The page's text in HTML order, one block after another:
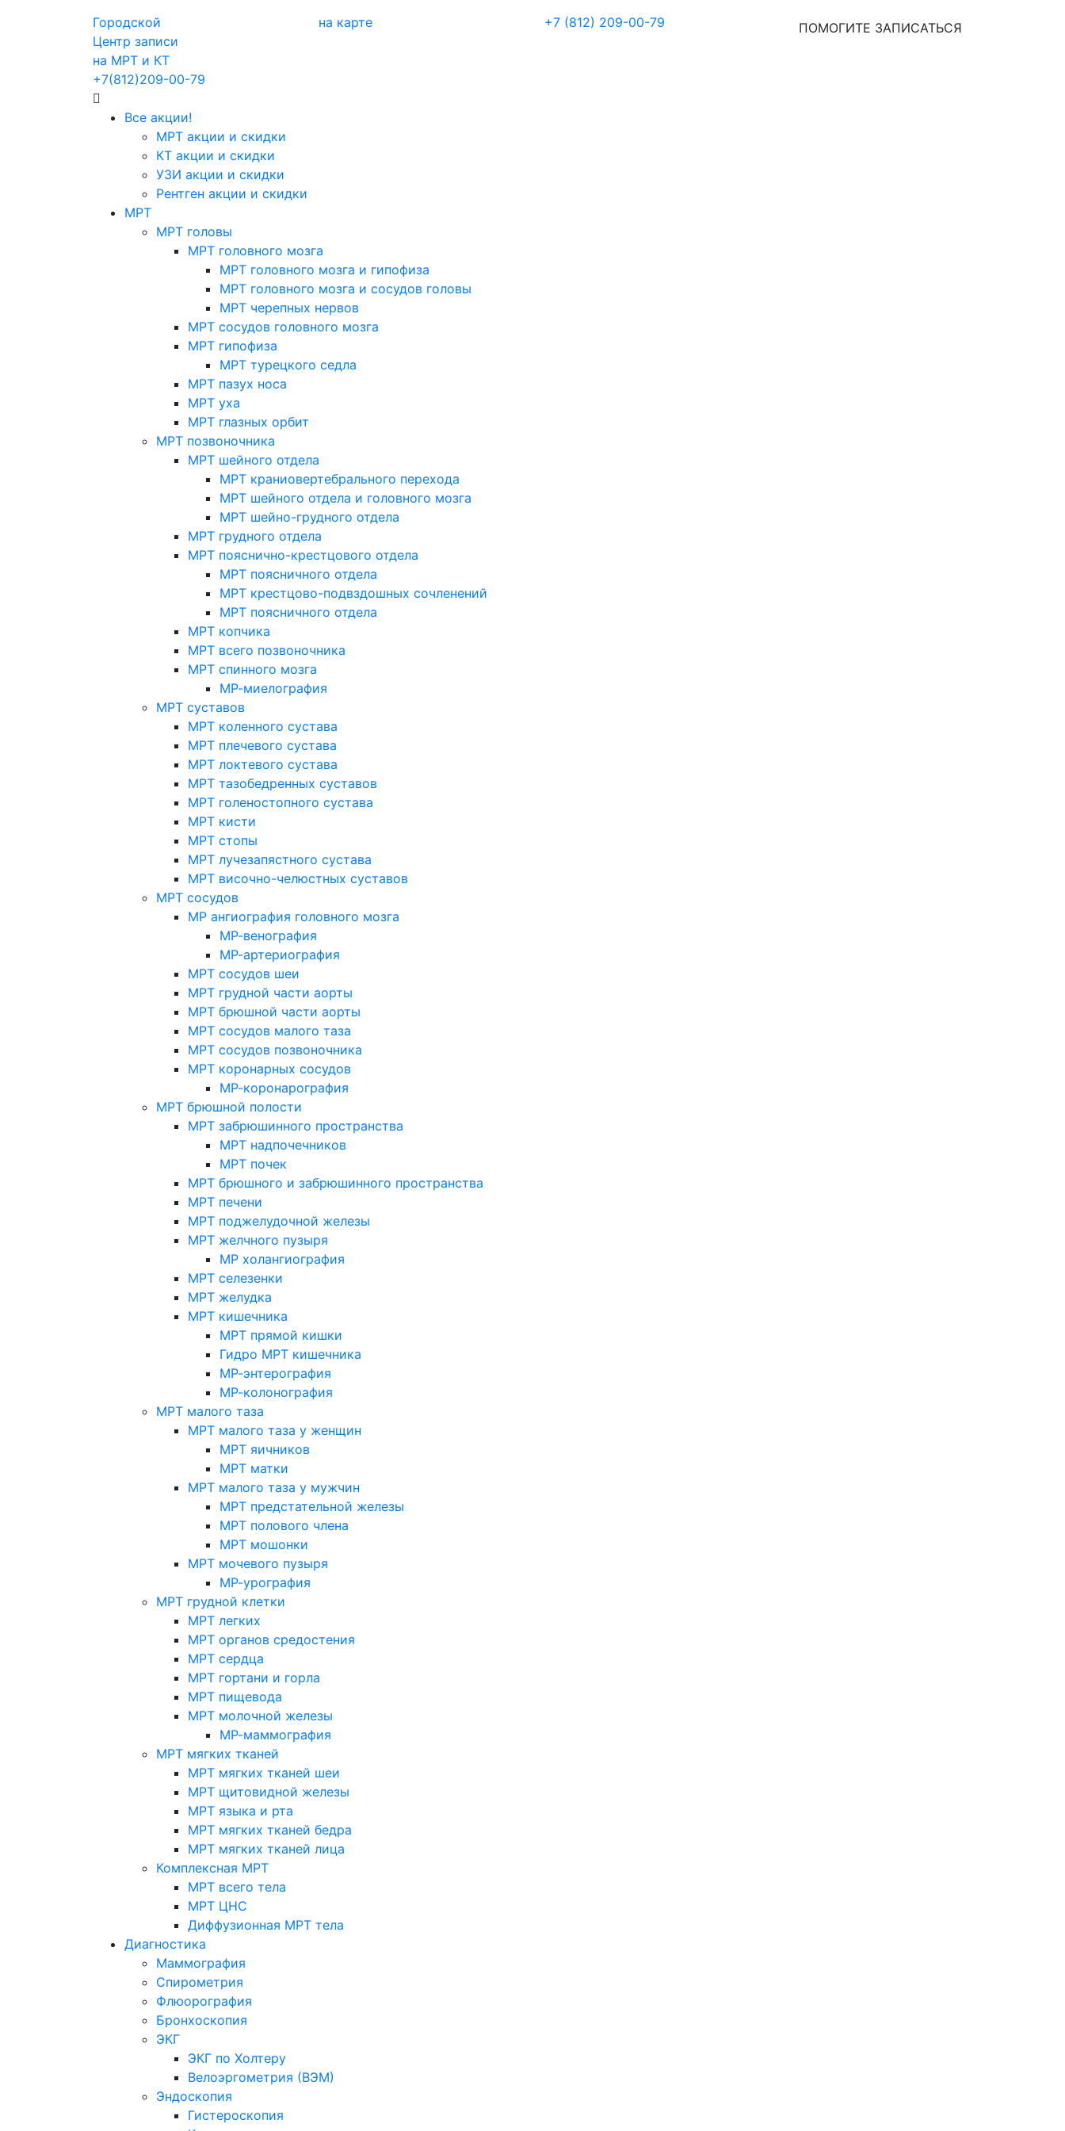
Городской
Центр записи
на МРТ и КТ
+7(812)209-00-79
на карте +7 (812) 209-00-79 ПОМОГИТЕ ЗАПИСАТЬСЯ
Все акции!
МРТ акции и скидки
КТ акции и скидки
УЗИ акции и скидки
Рентген акции и скидки
МРТ
МРТ головы
МРТ головного мозга
МРТ головного мозга и гипофиза
МРТ головного мозга и сосудов головы
МРТ черепных нервов
МРТ сосудов головного мозга
МРТ гипофиза
МРТ турецкого седла
МРТ пазух носа
МРТ уха
МРТ глазных орбит
МРТ позвоночника
МРТ шейного отдела
МРТ краниовертебрального перехода
МРТ шейного отдела и головного мозга
МРТ шейно-грудного отдела
МРТ грудного отдела
МРТ пояснично-крестцового отдела
МРТ поясничного отдела
МРТ крестцово-подвздошных сочленений
МРТ поясничного отдела
МРТ копчика
МРТ всего позвоночника
МРТ спинного мозга
МР-миелография
МРТ суставов
МРТ коленного сустава
МРТ плечевого сустава
МРТ локтевого сустава
МРТ тазобедренных суставов
МРТ голеностопного сустава
МРТ кисти
МРТ стопы
МРТ лучезапястного сустава
МРТ височно-челюстных суставов
МРТ сосудов
МР ангиография головного мозга
МР-венография
МР-артериография
МРТ сосудов шеи
МРТ грудной части аорты
МРТ брюшной части аорты
МРТ сосудов малого таза
МРТ сосудов позвоночника
МРТ коронарных сосудов
МР-коронарография
МРТ брюшной полости
МРТ забрюшинного пространства
МРТ надпочечников
МРТ почек
МРТ брюшного и забрюшинного пространства
МРТ печени
МРТ поджелудочной железы
МРТ желчного пузыря
МР холангиография
МРТ селезенки
МРТ желудка
МРТ кишечника
МРТ прямой кишки
Гидро МРТ кишечника
МР-энтерография
МР-колонография
МРТ малого таза
МРТ малого таза у женщин
МРТ яичников
МРТ матки
МРТ малого таза у мужчин
МРТ предстательной железы
МРТ полового члена
МРТ мошонки
МРТ мочевого пузыря
МР-урография
МРТ грудной клетки
МРТ легких
МРТ органов средостения
МРТ сердца
МРТ гортани и горла
МРТ пищевода
МРТ молочной железы
МР-маммография
МРТ мягких тканей
МРТ мягких тканей шеи
МРТ щитовидной железы
МРТ языка и рта
МРТ мягких тканей бедра
МРТ мягких тканей лица
Комплексная МРТ
МРТ всего тела
МРТ ЦНС
Диффузионная МРТ тела
Диагностика
Маммография
Спирометрия
Флюорография
Бронхоскопия
ЭКГ
ЭКГ по Холтеру
Велоэргометрия (ВЭМ)
Эндоскопия
Гистероскопия